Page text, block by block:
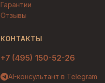
Гарантии
Отзывы
КОНТАКТЫ
+7 (495) 150-52-26
AI-консультант в Telegram